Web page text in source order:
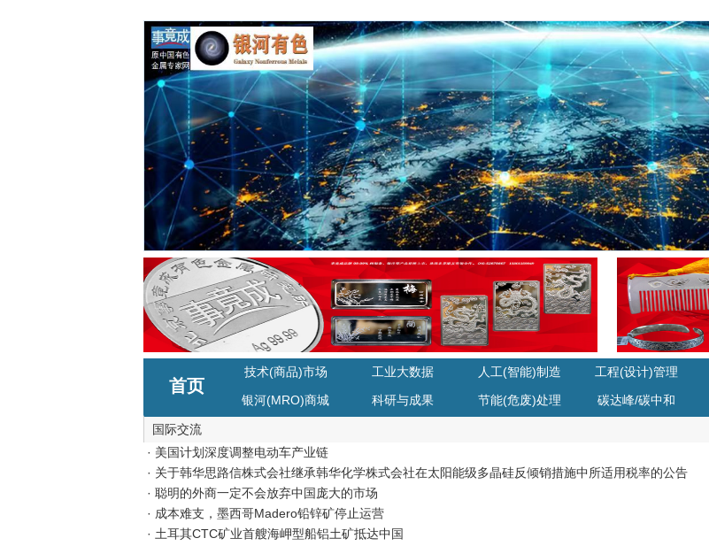
首页
技术(商品)市场 工业大数据 人工(智能)制造 工程(设计)管理
银河(MRO)商城
科研与成果 节能(危废)处理 碳达峰/碳中和
国际交流
· 美国计划深度调整电动车产业链
· 关于韩华思路信株式会社继承韩华化学株式会社在太阳能级多晶硅反倾销措施中所适用税率的公告
· 聪明的外商一定不会放弃中国庞大的市场
· 成本难支，墨西哥Madero铅锌矿停止运营
· 土耳其CTC矿业首艘海岬型船铝土矿抵达中国